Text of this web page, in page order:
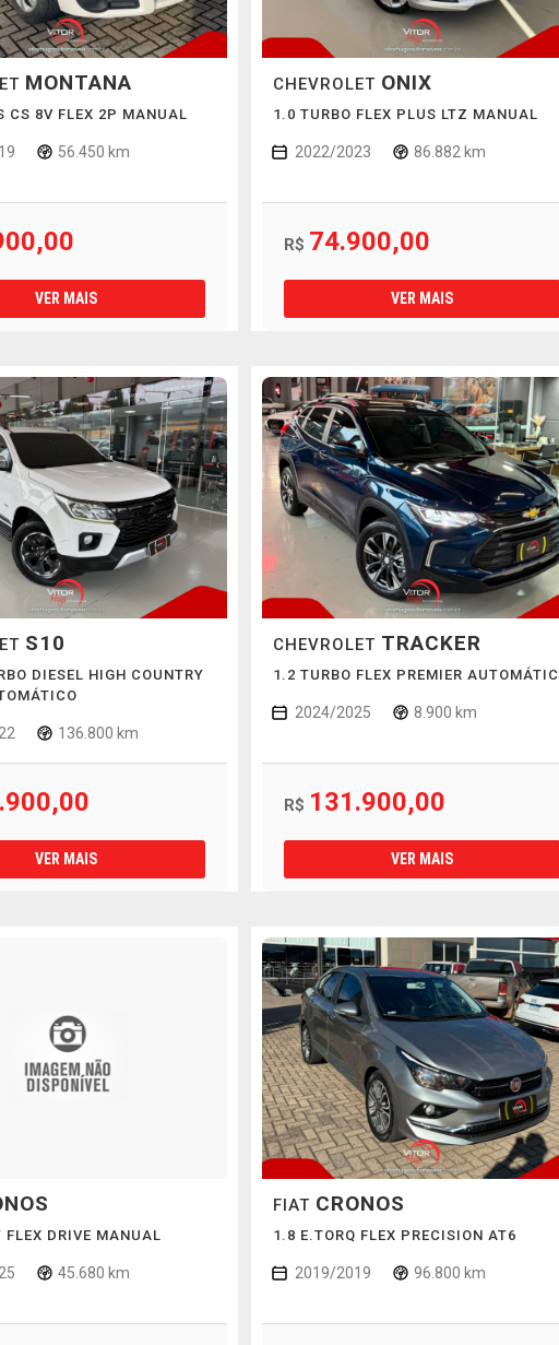
MONTANA
CS 8V FLEX 2P MANUAL
56.450 km
VER MAIS
CHEVROLET ONIX
1.0 TURBO FLEX PLUS LTZ MANUAL
2022/2023 86.882 km
R$ 74.900,00
VER MAIS
S10
DIESEL HIGH COUNTRY
136.800 km
VER MAIS
CHEVROLET TRACKER
1.2 TURBO FLEX PREMIER
2024/2025 8.900 km
R$ 131.900,00
VER MAIS
FLEX DRIVE MANUAL
45.680 km
FIAT CRONOS
1.8 E.TORQ FLEX PRECISION AT6
2019/2019 96.800 km